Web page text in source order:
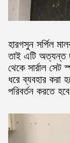
হারগসুন সর্পিল
তাই এটি অত্যন্ত
থেকে সার্রাল সেট
ধরে ব্যবহার করা
পরিবর্তন করতে